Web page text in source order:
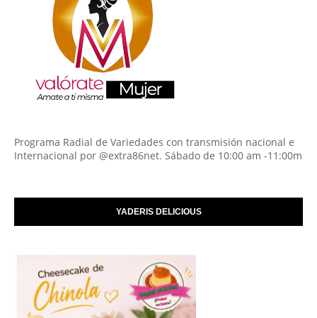
Programa Radial de Variedades con transmisión nacional e
Internacional por @extra86net. Sábado de 10:00 am -11:00m
YADERIS DELICIOUS